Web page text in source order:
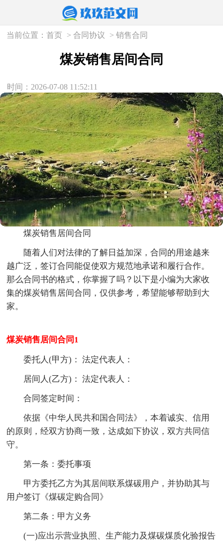
当前位置：首页 >合同协议 >销售合同
煤炭销售居间合同
时间：2026-07-08 11:52:11
煤炭销售居间合同
随着人们对法律的了解日益加深，合同的用途越来
越广泛，签订合同能促使双方规范地承诺和履行合作。
那么合同书的格式，你掌握了吗？以下是小编为大家收
集的煤炭销售居间合同，仅供参考，希望能够帮助到大
家。
煤炭销售居间合同1
委托人(甲方)： 法定代表人：
居间人(乙方)： 法定代表人：
合同签定时间：
依据《中华人民共和国合同法》，本着诚实、信用
的原则，经双方协商一致，达成如下协议，双方共同信
守。
第一条：委托事项
甲方委托乙方为其居间联系煤碳用户，并协助其与
用户签订《煤碳定购合同》
第二条：甲方义务
(一)应出示营业执照、生产能力及煤碳煤质化验报告